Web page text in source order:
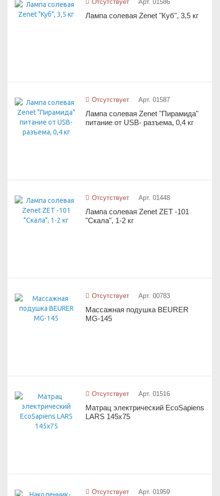
Отсутствует Арт. 01586
Лампа солевая Zenet "Куб", 3,5 кг
Отсутствует Арт. 01587
Лампа солевая Zenet "Пирамида"
питание от USB- разъема, 0,4 кг
Отсутствует Арт. 01448
Лампа солевая Zenet ZET -101
"Скала", 1-2 кг
Отсутствует Арт. 00783
Массажная подушка BEURER
MG-145
Отсутствует Арт. 01516
Матрац электрический EcoSapiens
LARS 145х75
Отсутствует Арт. 01959